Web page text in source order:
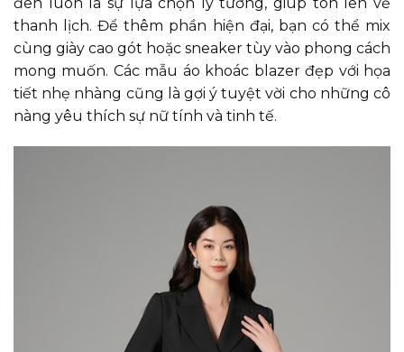
thanh lịch. Để thêm phần hiện đại, bạn có thể mix
cùng giày cao gót hoặc sneaker tùy vào phong cách
mong muốn. Các mẫu áo khoác blazer đẹp với họa
tiết nhẹ nhàng cũng là gợi ý tuyệt vời cho những cô
nàng yêu thích sự nữ tính và tinh tế.